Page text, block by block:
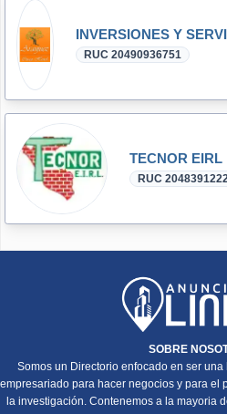
RUC 20490936751
TECNOR EIRL
RUC
SOBRE
Somos un Directorio enfocado en ser
empresariado para hacer negocios y para el
la investigación. Contenemos a la mayoria